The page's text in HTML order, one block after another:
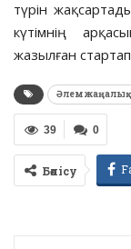
түрін
күтімнің
жазылған
Әлем
0
39
Бөлісу